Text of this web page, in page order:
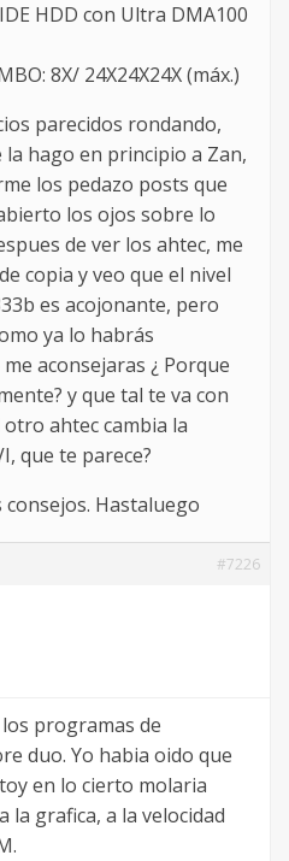
HDD con Ultra DMA100
8X/ 24X24X24X (máx.)
parecidos rondando,
la hago en principio a Zan,
los pedazo posts que
los ojos sobre lo
de ver los ahtec, me
copia y veo que el nivel
es acojonante, pero
ya lo habrás
aconsejaras ¿ Porque
y que tal te va con
otro ahtec cambia la
que te parece?
Hastaluego
#7226
programas de
duo. Yo habia oido que
en lo cierto molaria
la grafica, a la velocidad